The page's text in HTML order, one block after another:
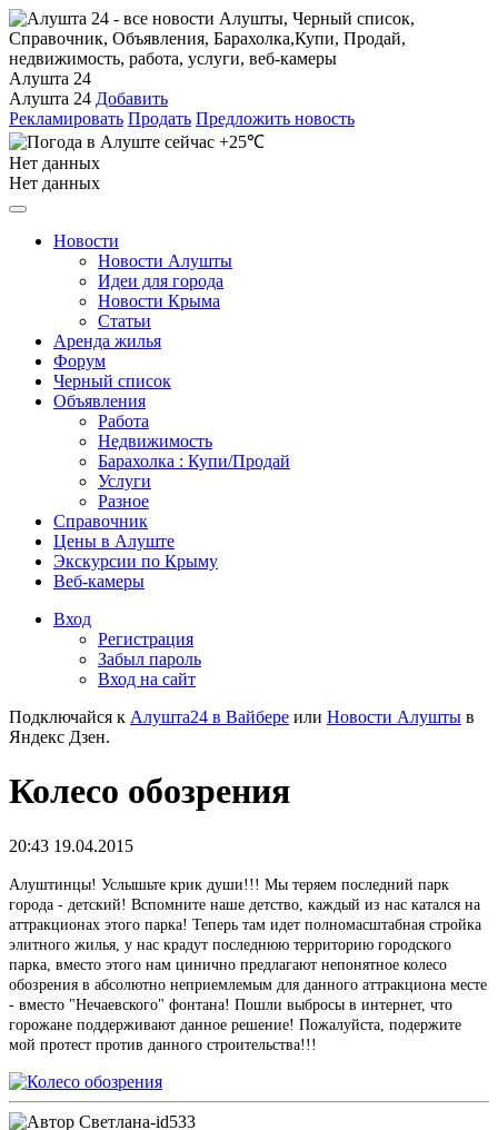
Алушта 24
Алушта 24 Добавить
Рекламировать Продать Предложить новость
+25℃
Нет данных
Нет данных
Новости
Новости Алушты
Идеи для города
Новости Крыма
Статьи
Аренда жилья
Форум
Черный список
Объявления
Работа
Недвижимость
Барахолка : Купи/Продай
Услуги
Разное
Справочник
Цены в Алуште
Экскурсии по Крыму
Веб-камеры
Вход
Регистрация
Забыл пароль
Вход на сайт
Подключайся к Алушта24 в Вайбере или Новости Алушты в
Яндекс Дзен.
Колесо обозрения
20:43 19.04.2015
Алуштинцы! Услышьте крик души!!! Мы теряем последний парк
города - детский! Вспомните наше детство, каждый из нас катался на
аттракционах этого парка! Теперь там идет полномасштабная стройка
элитного жилья, у нас крадут последнюю территорию городского
парка, вместо этого нам цинично предлагают непонятное колесо
обозрения в абсолютно неприемлемым для данного аттракциона месте
- вместо "Нечаевского" фонтана! Пошли выбросы в интернет, что
горожане поддерживают данное решение! Пожалуйста, подержите
мой протест против данного строительства!!!